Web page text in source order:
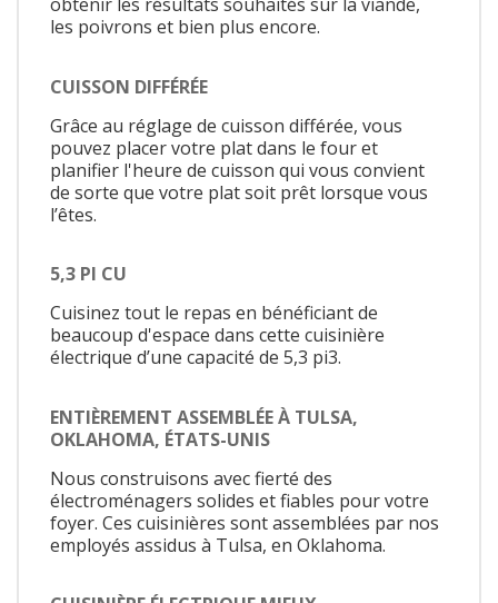
obtenir les résultats souhaités sur la viande,
les poivrons et bien plus encore.
CUISSON DIFFÉRÉE
Grâce au réglage de cuisson différée, vous
pouvez placer votre plat dans le four et
planifier l'heure de cuisson qui vous convient
de sorte que votre plat soit prêt lorsque vous
l’êtes.
5,3 PI CU
Cuisinez tout le repas en bénéficiant de
beaucoup d'espace dans cette cuisinière
électrique d’une capacité de 5,3 pi3.
ENTIÈREMENT ASSEMBLÉE À TULSA,
OKLAHOMA, ÉTATS-UNIS
Nous construisons avec fierté des
électroménagers solides et fiables pour votre
foyer. Ces cuisinières sont assemblées par nos
employés assidus à Tulsa, en Oklahoma.